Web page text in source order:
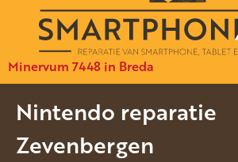
Minervum 7448 in Breda
Nintendo reparatie
Zevenbergen